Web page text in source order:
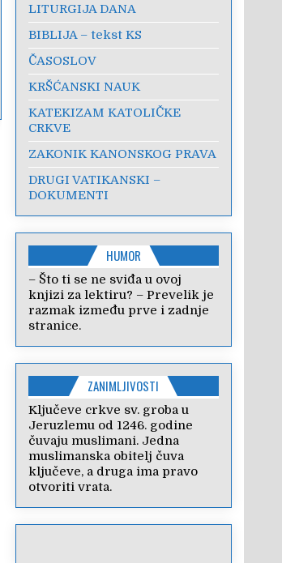
LITURGIJA DANA
BIBLIJA – tekst KS
ČASOSLOV
KRŠĆANSKI NAUK
KATEKIZAM KATOLIČKE
CRKVE
ZAKONIK KANONSKOG PRAVA
DRUGI VATIKANSKI –
DOKUMENTI
HUMOR
– Što ti se ne sviđa u ovoj
knjizi za lektiru? – Prevelik je
razmak između prve i zadnje
stranice.
ZANIMLJIVOSTI
Ključeve crkve sv. groba u
Jeruzlemu od 1246. godine
čuvaju muslimani. Jedna
muslimanska obitelj čuva
ključeve, a druga ima pravo
otvoriti vrata.